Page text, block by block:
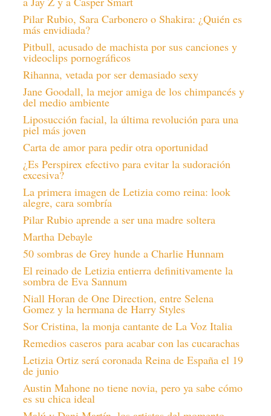
Pilar Rubio, Sara Carbonero o Shakira: ¿Quién es
más envidiada?
Pitbull, acusado de machista por sus canciones y
videoclips pornográficos
Rihanna, vetada por ser demasiado sexy
Jane Goodall, la mejor amiga de los chimpancés y
del medio ambiente
Liposucción facial, la última revolución para una
piel más joven
Carta de amor para pedir otra oportunidad
¿Es Perspirex efectivo para evitar la sudoración
excesiva?
La primera imagen de Letizia como reina: look
alegre, cara sombría
Pilar Rubio aprende a ser una madre soltera
Martha Debayle
50 sombras de Grey hunde a Charlie Hunnam
El reinado de Letizia entierra definitivamente la
sombra de Eva Sannum
Niall Horan de One Direction, entre Selena
Gomez y la hermana de Harry Styles
Sor Cristina, la monja cantante de La Voz Italia
Remedios caseros para acabar con las cucarachas
Letizia Ortiz será coronada Reina de España el 19
de junio
Austin Mahone no tiene novia, pero ya sabe cómo
es su chica ideal